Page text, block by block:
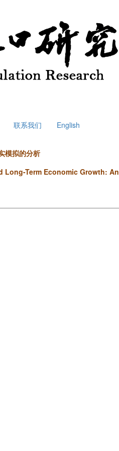
联系我们 English
模拟的分析
Term Economic Growth: An